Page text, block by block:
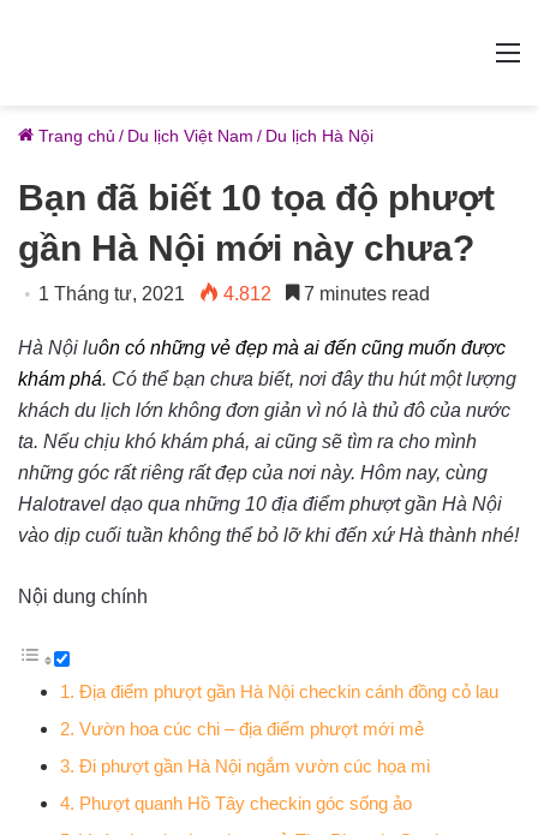
Trang chủ / Du lịch Việt Nam / Du lịch Hà Nội
Bạn đã biết 10 tọa độ phượt
gần Hà Nội mới này chưa?
1 Tháng tư, 2021 4.812 7 minutes read
Hà Nội luôn có những vẻ đẹp mà ai đến cũng muốn được
khám phá. Có thể bạn chưa biết, nơi đây thu hút một lượng
khách du lịch lớn không đơn giản vì nó là thủ đô của nước
ta. Nếu chịu khó khám phá, ai cũng sẽ tìm ra cho mình
những góc rất riêng rất đẹp của nơi này. Hôm nay, cùng
Halotravel dạo qua những 10 địa điểm phượt gần Hà Nội
vào dịp cuối tuần không thể bỏ lỡ khi đến xứ Hà thành nhé!
Nội dung chính
1. Địa điểm phượt gần Hà Nội checkin cánh đồng cỏ lau
2. Vườn hoa cúc chi – địa điểm phượt mới mẻ
3. Đi phượt gần Hà Nội ngắm vườn cúc họa mi
4. Phượt quanh Hồ Tây checkin góc sống ảo